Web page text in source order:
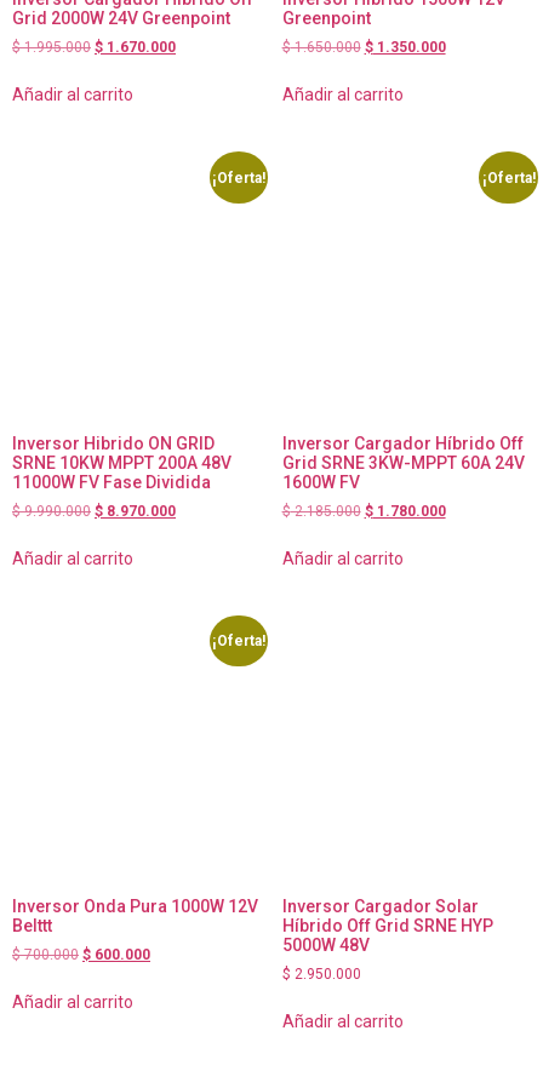
Grid 2000W 24V Greenpoint
$1.995.000 $ 1.670.000
Añadir al carrito
Greenpoint
$1.650.000 $1.350.000
Añadir al carrito
¡Oferta!
Inversor Hibrido ON GRID
SRNE 10KW MPPT 200A 48V
11000W FV Fase Dividida
$9.990.000 $ 8.970.000
Añadir al carrito
¡Oferta!
Inversor Cargador Híbrido Off
Grid SRNE 3KW-MPPT 60A 24V
1600W FV
$2.185.000 $1.780.000
Añadir al carrito
¡Oferta!
Inversor Onda Pura 1000W 12V
Belttt
$700.000 $ 600.000
Añadir al carrito
Inversor Cargador Solar
Híbrido Off Grid SRNE HYP
5000W 48V
$ 2.950.000
Añadir al carrito